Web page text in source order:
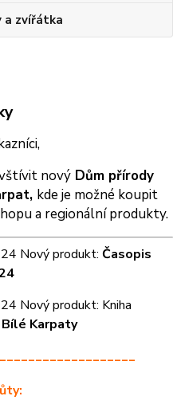
a zvířátka
nový Dům přírody
kde je možné koupit
a regionální produkty.
Nový produkt: Časopis
Nový produkt: Kniha
Karpaty